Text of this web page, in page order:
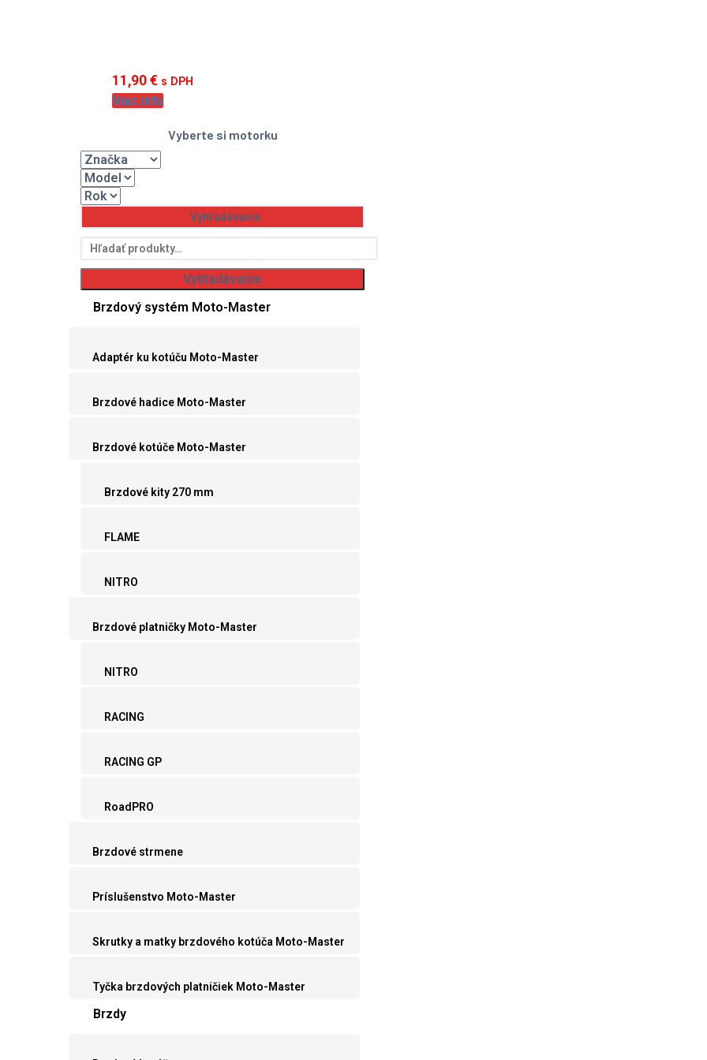
11,90€ s DPH
Viac info
Vyberte si motorku
Hľadať:
Vyhľadávanie
Brzdový systém Moto-Master
Adaptér ku kotúču Moto-Master
Brzdové hadice Moto-Master
Brzdové kotúče Moto-Master
Brzdové kity 270 mm
FLAME
NITRO
Brzdové platničky Moto-Master
NITRO
RACING
RACING GP
RoadPRO
Brzdové strmene
Príslušenstvo Moto-Master
Skrutky a matky brzdového kotúča Moto-Master
Tyčka brzdových platničiek Moto-Master
Brzdy